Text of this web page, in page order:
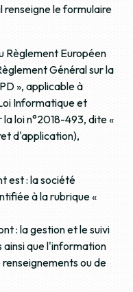
le formulaire
Règlement Européen
Général sur la
», applicable à
Informatique et
loi n°2018-493, dite «
d'application),
est : la société
à la rubrique «
: la gestion et le suivi
ainsi que l'information
ou de